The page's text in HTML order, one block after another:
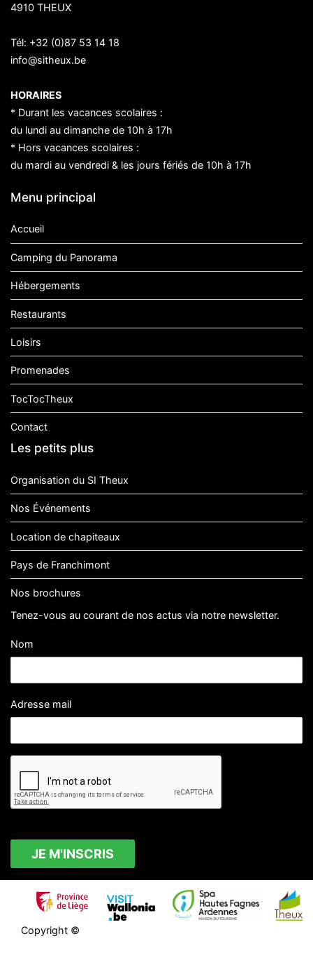
4910 THEUX
Tél: +32 (0)87 53 14 18
info@sitheux.be
HORAIRES
* Durant les vacances scolaires :
du lundi au dimanche de 10h à 17h
* Hors vacances scolaires :
du mardi au vendredi & les jours fériés de 10h à 17h
Menu principal
Accueil
Camping du Panorama
Hébergements
Restaurants
Loisirs
Promenades
TocTocTheux
Contact
Les petits plus
Organisation du SI Theux
Nos Événements
Location de chapiteaux
Pays de Franchimont
Nos brochures
Tenez-vous au courant de nos actus via notre newsletter.
Nom
Adresse mail
Copyright ©